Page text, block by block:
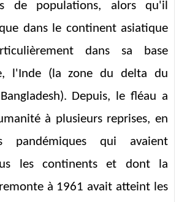
de populations, alors qu'il
dans le continent asiatique
dans sa base
l'Inde (la zone du delta du
Depuis, le fléau a
à plusieurs reprises, en
pandémiques qui avaient
les continents et dont la
à 1961 avait atteint les